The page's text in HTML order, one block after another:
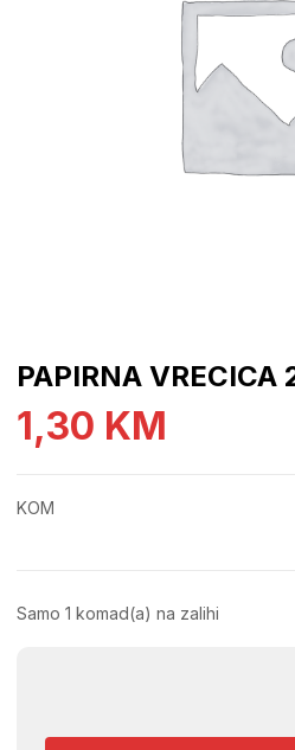
PAPIRNA VRECICA
1,30 KM
KOM
Samo 1 komad(a) na zalihi
25138